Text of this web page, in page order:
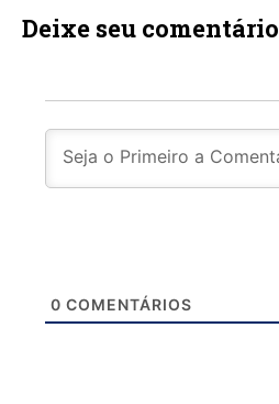
Deixe seu comentário
0 COMENTÁRIOS